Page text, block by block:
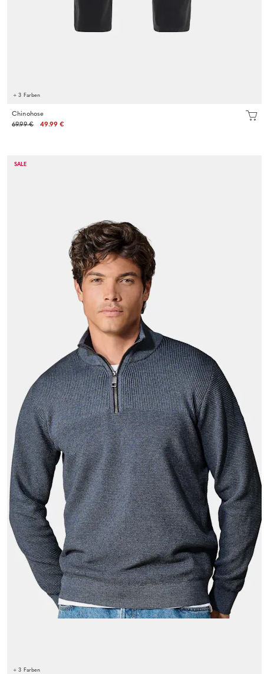
+ 3 Farben
Chinohose
69.99 €
49.99 €
SALE
+ 3 Farben